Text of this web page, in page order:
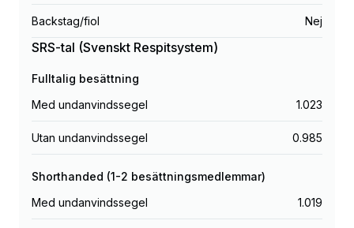
Backstag/fiol Nej
SRS-tal (Svenskt Respitsystem)
Fulltalig besättning
Med undanvindssegel
1.023
Utan undanvindssegel 0.985
Shorthanded (1-2 besättningsmedlemmar)
Med undanvindssegel
1.019